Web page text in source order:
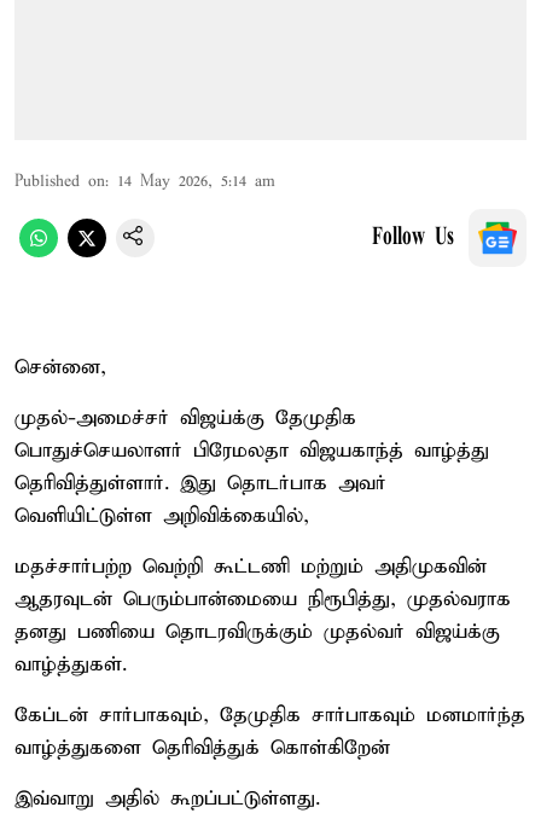
Published on: 14 May 2026, 5:14 am
Follow Us
சென்னை,
முதல்-அமைச்சர் விஜய்க்கு தேமுதிக
பொதுச்செயலாளர் பிரேமலதா விஜயகாந்த் வாழ்த்து
தெரிவித்துள்ளார். இது தொடர்பாக அவர்
வெளியிட்டுள்ள அறிவிக்கையில்,
மதச்சார்பற்ற வெற்றி கூட்டணி மற்றும் அதிமுகவின்
ஆதரவுடன் பெரும்பான்மையை நிரூபித்து, முதல்வராக
தனது பணியை தொடரவிருக்கும் முதல்வர் விஜய்க்கு
வாழ்த்துகள்.
கேப்டன் சார்பாகவும், தேமுதிக சார்பாகவும் மனமார்ந்த
வாழ்த்துகளை தெரிவித்துக் கொள்கிறேன்
இவ்வாறு அதில் கூறப்பட்டுள்ளது.